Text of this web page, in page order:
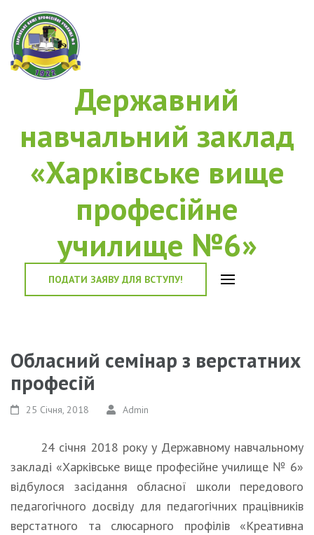
Державний
навчальний заклад
«Харківське вище
професійне
училище №6»
ПОДАТИ ЗАЯВУ ДЛЯ ВСТУПУ!
Обласний семінар з верстатних
професій
25 Січня, 2018 Admin
24 січня 2018 року у Державному навчальному
закладі «Харківське вище професійне училище № 6»
відбулося засідання обласної школи передового
педагогічного досвіду для педагогічних працівників
верстатного та слюсарного профілів «Креативна